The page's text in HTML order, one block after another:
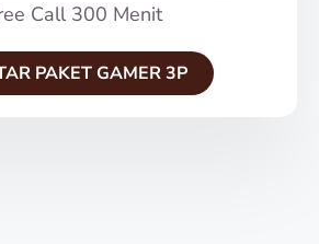
Call 300 Menit
PAKET GAMER 3P